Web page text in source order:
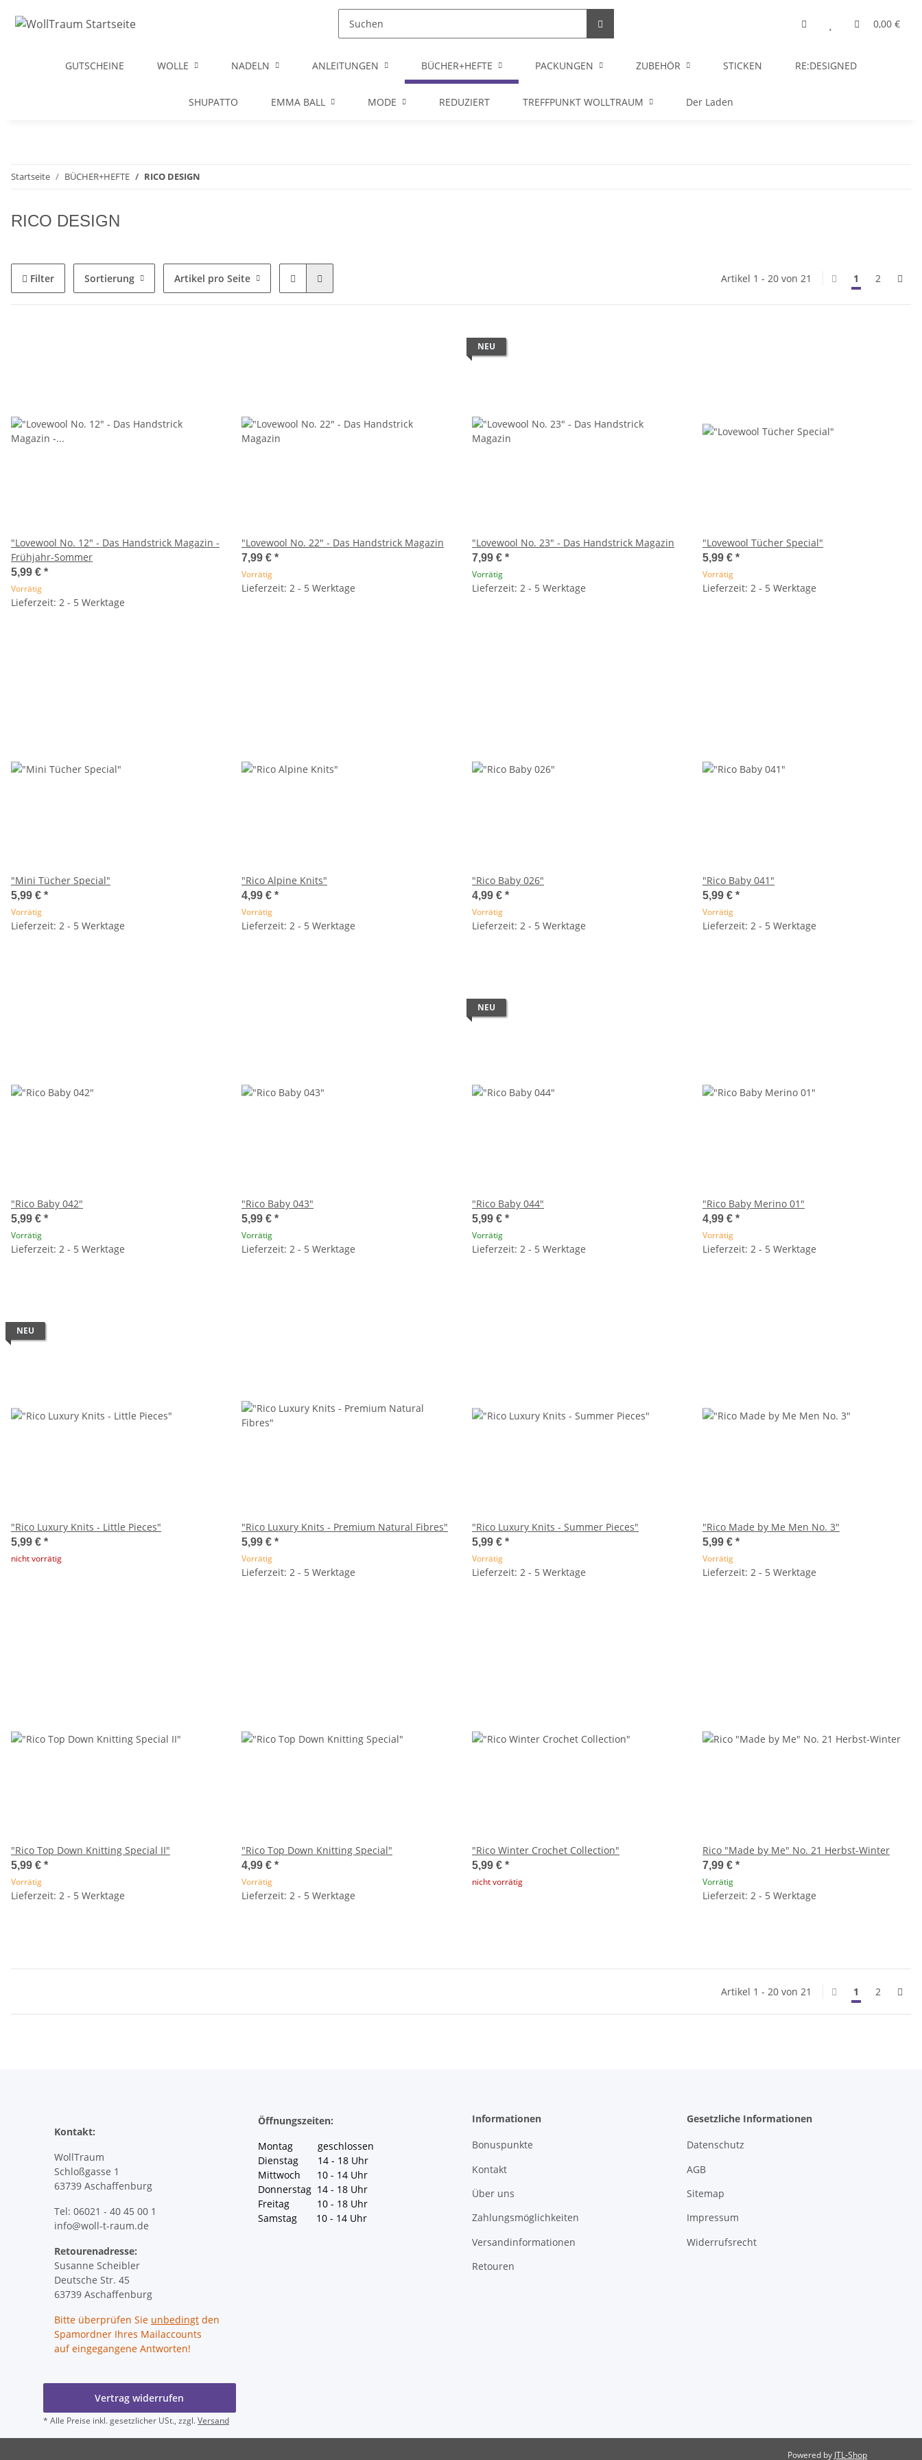
0,00 €
GUTSCHEINE WOLLE NADELN ANLEITUNGEN BÜCHER+HEFTE PACKUNGEN ZUBEHÖR STICKEN RE:DESIGNED
SHUPATTO EMMA BALL MODE REDUZIERT TREFFPUNKT WOLLTRAUM Der Laden
Startseite BÜCHER+HEFTE RICO DESIGN
RICO DESIGN
Filter Sortierung Artikel pro Seite Artikel 1 - 20 von 21 1 2
"Lovewool No. 12" - Das Handstrick Magazin -
Frühjahr-Sommer
5,99 € *
Vorrätig
Lieferzeit: 2 - 5 Werktage
"Lovewool No. 22" - Das Handstrick Magazin
7,99 € *
Vorrätig
Lieferzeit: 2 - 5 Werktage
NEU
"Lovewool No. 23" - Das Handstrick Magazin
7,99 € *
Vorrätig
Lieferzeit: 2 - 5 Werktage
"Lovewool Tücher Special"
5,99 € *
Vorrätig
Lieferzeit: 2 - 5 Werktage
"Mini Tücher Special"
5,99 € *
Vorrätig
Lieferzeit: 2 - 5 Werktage
"Rico Alpine Knits"
4,99 € *
Vorrätig
Lieferzeit: 2 - 5 Werktage
"Rico Baby 026"
4,99 € *
Vorrätig
Lieferzeit: 2 - 5 Werktage
"Rico Baby 041"
5,99 € *
Vorrätig
Lieferzeit: 2 - 5 Werktage
"Rico Baby 042"
5,99 € *
Vorrätig
Lieferzeit: 2 - 5 Werktage
"Rico Baby 043"
5,99 € *
Vorrätig
Lieferzeit: 2 - 5 Werktage
NEU
"Rico Baby 044"
5,99 € *
Vorrätig
Lieferzeit: 2 - 5 Werktage
"Rico Baby Merino 01"
4,99 € *
Vorrätig
Lieferzeit: 2 - 5 Werktage
NEU
"Rico Luxury Knits - Little Pieces"
5,99 € *
nicht vorrätig
"Rico Luxury Knits - Premium Natural Fibres"
5,99 € *
Vorrätig
Lieferzeit: 2 - 5 Werktage
"Rico Luxury Knits - Summer Pieces"
5,99 € *
Vorrätig
Lieferzeit: 2 - 5 Werktage
"Rico Made by Me Men No. 3"
5,99 € *
Vorrätig
Lieferzeit: 2 - 5 Werktage
"Rico Top Down Knitting Special II"
5,99 € *
Vorrätig
Lieferzeit: 2 - 5 Werktage
"Rico Top Down Knitting Special"
4,99 € *
Vorrätig
Lieferzeit: 2 - 5 Werktage
"Rico Winter Crochet Collection"
5,99 € *
nicht vorrätig
Rico "Made by Me" No. 21 Herbst-Winter
7,99 € *
Vorrätig
Lieferzeit: 2 - 5 Werktage
Artikel 1 - 20 von 21 1 2
Kontakt:
WollTraum
Schloßgasse 1
63739 Aschaffenburg
Tel: 06021 - 40 45 00 1
info@woll-t-raum.de
Retourenadresse:
Susanne Scheibler
Deutsche Str. 45
63739 Aschaffenburg
Bitte überprüfen Sie unbedingt den
Spamordner Ihres Mailaccounts
auf eingegangene Antworten!
Öffnungszeiten:
Montag geschlossen
Dienstag 14 - 18 Uhr
Mittwoch 10 - 14 Uhr
Donnerstag 14 - 18 Uhr
Freitag 10 - 18 Uhr
Samstag 10 - 14 Uhr
Informationen
Bonuspunkte
Kontakt
Über uns
Zahlungsmöglichkeiten
Versandinformationen
Retouren
Gesetzliche Informationen
Datenschutz
AGB
Sitemap
Impressum
Widerrufsrecht
Vertrag widerrufen
* Alle Preise inkl. gesetzlicher USt., zzgl.Versand
Powered by JTL-Shop